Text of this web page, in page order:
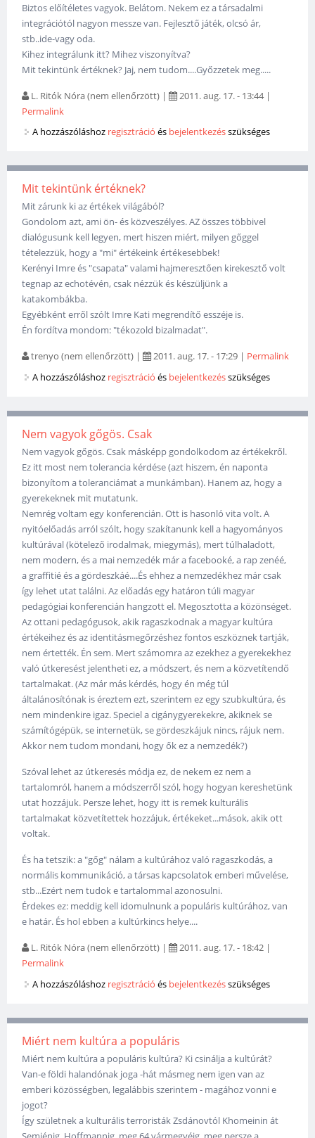
Biztos előítéletes vagyok. Belátom. Nekem ez a társadalmi
integrációtól nagyon messze van. Fejlesztő játék, olcsó ár,
stb..ide-vagy oda.
Kihez integrálunk itt? Mihez viszonyítva?
Mit tekintünk értéknek? Jaj, nem tudom....Győzzetek meg.....
L. Ritók Nóra (nem ellenőrzött) | 2011. aug. 17. - 13:44|
Permalink
A hozzászóláshoz regisztráció és bejelentkezésszükséges
Mit tekintünk értéknek?
Mit zárunk ki az értékek világából?
Gondolom azt, ami ön- és közveszélyes. AZ összes többivel
dialógusunk kell legyen, mert hiszen miért, milyen gőggel
tételezzük, hogy a "mi" értékeink értékesebbek!
Kerényi Imre és "csapata" valami hajmeresztően kirekesztő volt
tegnap az echotévén, csak nézzük és készüljünk a
katakombákba.
Egyébként erről szólt Imre Kati megrendítő esszéje is.
Én fordítva mondom: "tékozold bizalmadat".
trenyo (nem ellenőrzött) | 2011. aug. 17. - 17:29 | Permalink
A hozzászóláshoz regisztráció és bejelentkezésszükséges
Nem vagyok gőgös. Csak
Nem vagyok gőgös. Csak másképp gondolkodom az értékekről.
Ez itt most nem tolerancia kérdése (azt hiszem, én naponta
bizonyítom a toleranciámat a munkámban). Hanem az, hogy a
gyerekeknek mit mutatunk.
Nemrég voltam egy konferencián. Ott is hasonló vita volt. A
nyitóelőadás arról szólt, hogy szakítanunk kell a hagyományos
kultúrával (kötelező irodalmak, miegymás), mert túlhaladott,
nem modern, és a mai nemzedék már a facebooké, a rap zenéé,
a graffitié és a gördeszkáé....És ehhez a nemzedékhez már csak
így lehet utat találni. Az előadás egy határon túli magyar
pedagógiai konferencián hangzott el. Megosztotta a közönséget.
Az ottani pedagógusok, akik ragaszkodnak a magyar kultúra
értékeihez és az identitásmegőrzéshez fontos eszköznek tartják,
nem értették. Én sem. Mert számomra az ezekhez a gyerekekhez
való útkeresést jelentheti ez, a módszert, és nem a közvetítendő
tartalmakat. (Az már más kérdés, hogy én még túl
általánosítónak is éreztem ezt, szerintem ez egy szubkultúra, és
nem mindenkire igaz. Speciel a cigánygyerekekre, akiknek se
számítógépük, se internetük, se gördeszkájuk nincs, rájuk nem.
Akkor nem tudom mondani, hogy ők ez a nemzedék?)
Szóval lehet az útkeresés módja ez, de nekem ez nem a
tartalomról, hanem a módszerről szól, hogy hogyan kereshetünk
utat hozzájuk. Persze lehet, hogy itt is remek kulturális
tartalmakat közvetítettek hozzájuk, értékeket...mások, akik ott
voltak.
És ha tetszik: a "gőg" nálam a kultúrához való ragaszkodás, a
normális kommunikáció, a társas kapcsolatok emberi művelése,
stb...Ezért nem tudok e tartalommal azonosulni.
Érdekes ez: meddig kell idomulnunk a populáris kultúrához, van
e határ. És hol ebben a kultúrkincs helye....
L. Ritók Nóra (nem ellenőrzött) | 2011. aug. 17. - 18:42 |
Permalink
A hozzászóláshoz regisztráció és bejelentkezésszükséges
Miért nem kultúra a populáris
Miért nem kultúra a populáris kultúra? Ki csinálja a kultúrát?
Van-e földi halandónak joga -hát másmeg nem igen van az
emberi közösségben, legalábbis szerintem - magához vonni e
jogot?
Így születnek a kulturális terroristák Zsdánovtól Khomeinin át